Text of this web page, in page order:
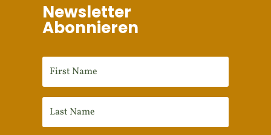
Newsletter
Abonnieren